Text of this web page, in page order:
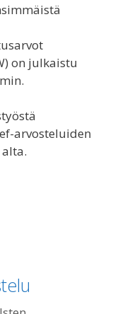
on julkaistu
arvosteluiden
alta.